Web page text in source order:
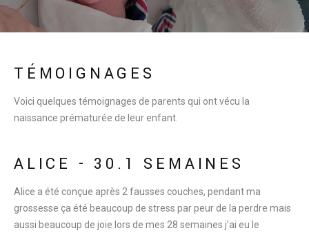
TÉMOIGNAGES
Voici quelques témoignages de parents qui ont vécu la
naissance prématurée de leur enfant.
ALICE - 30.1 SEMAINES
Alice a été conçue après 2 fausses couches, pendant ma
grossesse ça été beaucoup de stress par peur de la perdre mais
aussi beaucoup de joie lors de mes 28 semaines j’ai eu le